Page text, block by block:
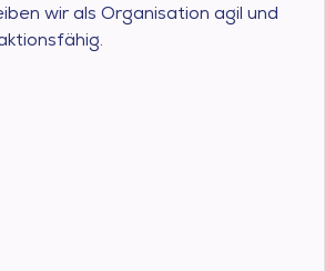
wir als Organisation agil und